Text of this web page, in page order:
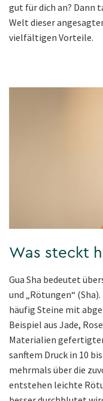
gut für dich an? Dann
Welt dieser
vielfältigen Vorteile.
Was steckt
Gua Sha bedeutet
und „Rötungen“
häufig Steine mit
Beispiel aus Jade,
Materialien
sanftem Druck in 10
mehrmals über die
entstehen leichte